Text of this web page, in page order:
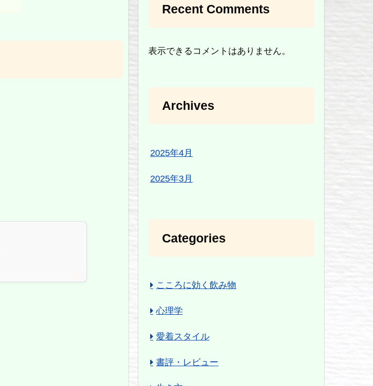
Recent Comments
表示できるコメントはありません。
Archives
2025年4月
2025年3月
Categories
こころに効く飲み物
心理学
愛着スタイル
書評・レビュー